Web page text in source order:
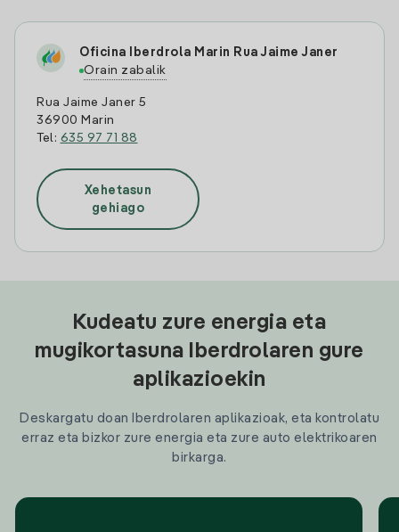
Oficina Iberdrola Marin Rua Jaime Janer
Orain zabalik
Rua Jaime Janer 5
36900 Marin
Tel: 635 97 71 88
Xehetasun
gehiago
Kudeatu zure energia eta
mugikortasuna Iberdrolaren gure
aplikazioekin
Deskargatu doan Iberdrolaren aplikazioak, eta kontrolatu
erraz eta bizkor zure energia eta zure auto elektrikoaren
birkarga.